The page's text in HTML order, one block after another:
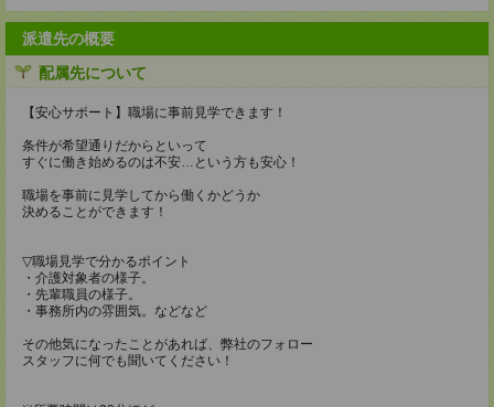
派遣先の概要
配属先について
【安心サポート】職場に事前見学できます！
条件が希望通りだからといって
すぐに働き始めるのは不安…という方も安心！
職場を事前に見学してから働くかどうか
決めることができます！
▽職場見学で分かるポイント
・介護対象者の様子。
・先輩職員の様子。
・事務所内の雰囲気。などなど
その他気になったことがあれば、弊社のフォロー
スタッフに何でも聞いてください！